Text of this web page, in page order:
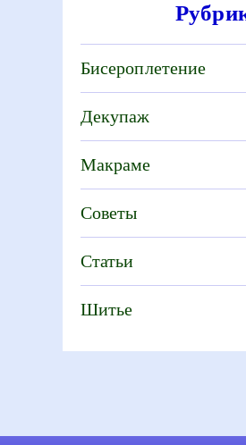
Бисероплетение
Декупаж
Макраме
Советы
Статьи
Шитье